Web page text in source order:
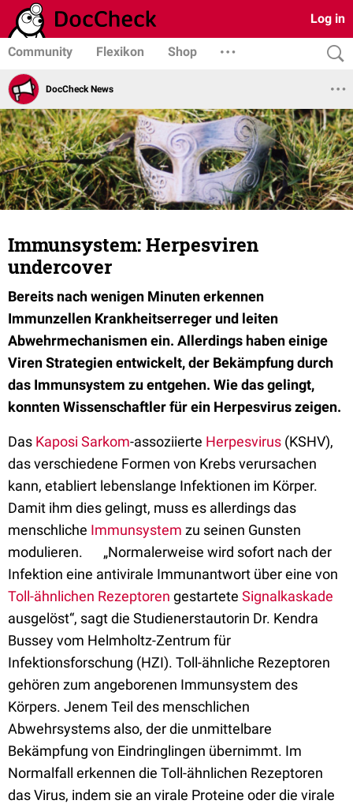
Log in
Community Flexikon Shop
DocCheck News
Immunsystem: Herpesviren
undercover
Bereits nach wenigen Minuten erkennen
Immunzellen Krankheitserreger und leiten
Abwehrmechanismen ein. Allerdings haben einige
Viren Strategien entwickelt, der Bekämpfung durch
das Immunsystem zu entgehen. Wie das gelingt,
konnten Wissenschaftler für ein Herpesvirus zeigen.
Das Kaposi Sarkom-assoziierte Herpesvirus (KSHV),
das verschiedene Formen von Krebs verursachen
kann, etabliert lebenslange Infektionen im Körper.
Damit ihm dies gelingt, muss es allerdings das
menschliche Immunsystem zu seinen Gunsten
modulieren. „Normalerweise wird sofort nach der
Infektion eine antivirale Immunantwort über eine von
Toll-ähnlichen Rezeptoren gestartete Signalkaskade
ausgelöst“, sagt die Studienerstautorin Dr. Kendra
Bussey vom Helmholtz-Zentrum für
Infektionsforschung (HZI). Toll-ähnliche Rezeptoren
gehören zum angeborenen Immunsystem des
Körpers. Jenem Teil des menschlichen
Abwehrsystems also, der die unmittelbare
Bekämpfung von Eindringlingen übernimmt. Im
Normalfall erkennen die Toll-ähnlichen Rezeptoren
das Virus, indem sie an virale Proteine oder die virale